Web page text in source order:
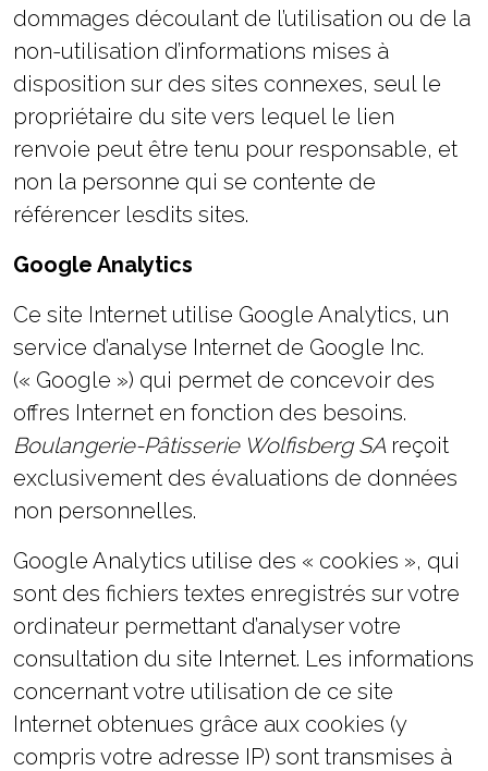
dommages découlant de l’utilisation ou de la
non-utilisation d’informations mises à
disposition sur des sites connexes, seul le
propriétaire du site vers lequel le lien
renvoie peut être tenu pour responsable, et
non la personne qui se contente de
référencer lesdits sites.
Google Analytics
Ce site Internet utilise Google Analytics, un
service d’analyse Internet de Google Inc.
(« Google ») qui permet de concevoir des
offres Internet en fonction des besoins.
Boulangerie-Pâtisserie Wolfisberg SAreçoit
exclusivement des évaluations de données
non personnelles.
Google Analytics utilise des « cookies », qui
sont des fichiers textes enregistrés sur votre
ordinateur permettant d’analyser votre
consultation du site Internet. Les informations
concernant votre utilisation de ce site
Internet obtenues grâce aux cookies (y
compris votre adresse IP) sont transmises à